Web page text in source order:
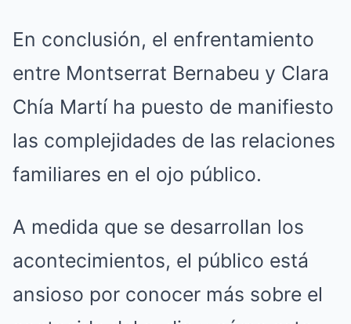
En conclusión, el enfrentamiento
entre Montserrat Bernabeu y Clara
Chía Martí ha puesto de manifiesto
las complejidades de las relaciones
familiares en el ojo público.
A medida que se desarrollan los
acontecimientos, el público está
ansioso por conocer más sobre el